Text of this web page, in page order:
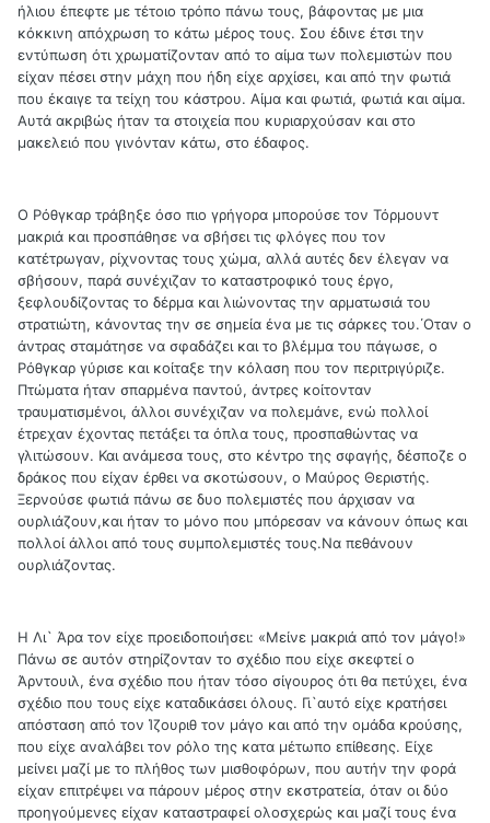
ήλιου έπεφτε με τέτοιο τρόπο πάνω τους, βάφοντας με μια
κόκκινη απόχρωση το κάτω μέρος τους. Σου έδινε έτσι την
εντύπωση ότι χρωματίζονταν από το αίμα των πολεμιστών που
είχαν πέσει στην μάχη που ήδη είχε αρχίσει, και από την φωτιά
που έκαιγε τα τείχη του κάστρου. Αίμα και φωτιά, φωτιά και αίμα.
Αυτά ακριβώς ήταν τα στοιχεία που κυριαρχούσαν και στο
μακελειό που γινόνταν κάτω, στο έδαφος.
Ο Ρόθγκαρ τράβηξε όσο πιο γρήγορα μπορούσε τον Τόρμουντ
μακριά και προσπάθησε να σβήσει τις φλόγες που τον
κατέτρωγαν, ρίχνοντας τους χώμα, αλλά αυτές δεν έλεγαν να
σβήσουν, παρά συνέχιζαν το καταστροφικό τους έργο,
ξεφλουδίζοντας το δέρμα και λιώνοντας την αρματωσιά του
στρατιώτη, κάνοντας την σε σημεία ένα με τις σάρκες του.΄Οταν ο
άντρας σταμάτησε να σφαδάζει και το βλέμμα του πάγωσε, ο
Ρόθγκαρ γύρισε και κοίταξε την κόλαση που τον περιτριγύριζε.
Πτώματα ήταν σπαρμένα παντού, άντρες κοίτονταν
τραυματισμένοι, άλλοι συνέχιζαν να πολεμάνε, ενώ πολλοί
έτρεχαν έχοντας πετάξει τα όπλα τους, προσπαθώντας να
γλιτώσουν. Και ανάμεσα τους, στο κέντρο της σφαγής, δέσποζε ο
δράκος που είχαν έρθει να σκοτώσουν, ο Μαύρος Θεριστής.
Ξερνούσε φωτιά πάνω σε δυο πολεμιστές που άρχισαν να
ουρλιάζουν,και ήταν το μόνο που μπόρεσαν να κάνουν όπως και
πολλοί άλλοι από τους συμπολεμιστές τους.Να πεθάνουν
ουρλιάζοντας.
Η Λι` Άρα τον είχε προειδοποιήσει: «Μείνε μακριά από τον μάγο!»
Πάνω σε αυτόν στηρίζονταν το σχέδιο που είχε σκεφτεί ο
Άρντουιλ, ένα σχέδιο που ήταν τόσο σίγουρος ότι θα πετύχει, ένα
σχέδιο που τους είχε καταδικάσει όλους. Γι`αυτό είχε κρατήσει
απόσταση από τον Ίζουριθ τον μάγο και από την ομάδα κρούσης,
που είχε αναλάβει τον ρόλο της κατα μέτωπο επίθεσης. Είχε
μείνει μαζί με το πλήθος των μισθοφόρων, που αυτήν την φορά
είχαν επιτρέψει να πάρουν μέρος στην εκστρατεία, όταν οι δύο
προηγούμενες είχαν καταστραφεί ολοσχερώς και μαζί τους ένα